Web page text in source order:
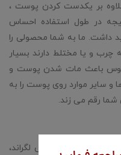
بر یکدست کردن پوست ،
در طول استفاده احساس
داشت. ما به شما محصولی را
چرب و یا مختلط دارند بسیار
موس باعث مات شدن پوست و
سایر موارد روی پوست را به
شما رقم می زند.
در تولید کرم موس لگراند،